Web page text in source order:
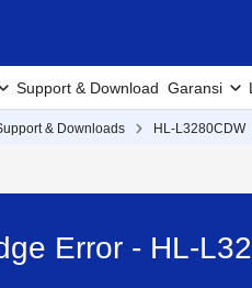
Support & Download Garansi
& Downloads HL-L3280CDW
Error - HL-